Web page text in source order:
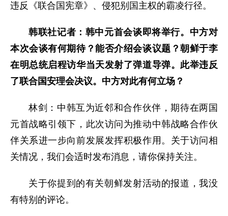
违反《联合国宪章》、侵犯别国主权的霸凌行径。
韩联社记者：韩中元首会谈即将举行。中方对
本次会谈有何期待？能否介绍会谈议题？朝鲜于李
在明总统启程访华当天发射了弹道导弹。此举违反
了联合国安理会决议。中方对此有何立场？
林剑：中韩互为近邻和合作伙伴，期待在两国
元首战略引领下，此次访问为推动中韩战略合作伙
伴关系进一步向前发展发挥积极作用。关于访问相
关情况，我们会适时发布消息，请你保持关注。
关于你提到的有关朝鲜发射活动的报道，我没
有特别的评论。